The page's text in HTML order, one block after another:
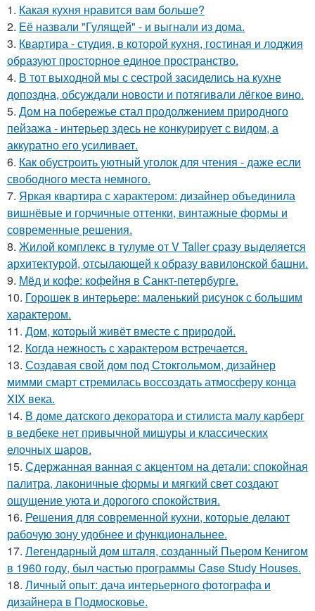
1. Какая кухня нравится вам больше?
2. Её назвали "Гулящей" - и выгнали из дома.
3. Квартира - студия, в которой кухня, гостиная и лоджия
образуют просторное единое пространство.
4. В тот выходной мы с сестрой засиделись на кухне
допоздна, обсуждали новости и потягивали лёгкое вино.
5. Дом на побережье стал продолжением природного
пейзажа - интерьер здесь не конкурирует с видом, а
аккуратно его усиливает.
6. Как обустроить уютный уголок для чтения - даже если
свободного места немного.
7. Яркая квартира с характером: дизайнер объединила
вишнёвые и горчичные оттенки, винтажные формы и
современные решения.
8. Жилой комплекс в тулуме от V Taller сразу выделяется
архитектурой, отсылающей к образу вавилонской башни.
9. Мёд и кофе: кофейня в Санкт-петербурге.
10. Горошек в интерьере: маленький рисунок с большим
характером.
11. Дом, который живёт вместе с природой.
12. Когда нежность с характером встречается.
13. Создавая свой дом под Стокгольмом, дизайнер
мимми смарт стремилась воссоздать атмосферу конца
XIX века.
14. В доме датского декоратора и стилиста малу карберг
в ведбеке нет привычной мишуры и классических
елочных шаров.
15. Сдержанная ванная с акцентом на детали: спокойная
палитра, лаконичные формы и мягкий свет создают
ощущение уюта и дорогого спокойствия.
16. Решения для современной кухни, которые делают
рабочую зону удобнее и функциональнее.
17. Легендарный дом шталя, созданный Пьером Кенигом
в 1960 году, был частью программы Case Study Houses.
18. Личный опыт: дача интерьерного фотографа и
дизайнера в Подмосковье.